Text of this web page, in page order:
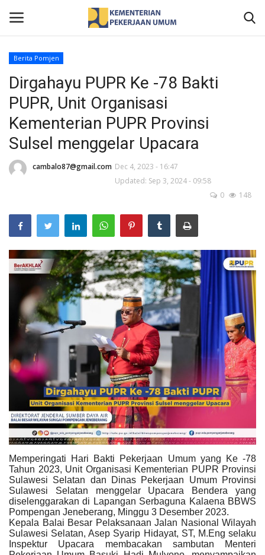
Home
Profil
Berita
Publikasi
Informasi Publik
Kontak
Berita Pomjen
Dirgahayu PUPR Ke -78 Bakti
PUPR, Unit Organisasi
Kementerian PUPR Provinsi
Sulsel menggelar Upacara
cambalo87@gmail.com Dec 4, 2023 - 16:47
Updated: Sep 3, 2024 - 09:58
0
148
Memperingati Hari Bakti Pekerjaan Umum yang Ke -78
Tahun 2023, Unit Organisasi Kementerian PUPR Provinsi
Sulawesi Selatan dan Dinas Pekerjaan Umum Provinsi
Sulawesi Selatan menggelar Upacara Bendera yang
diselenggarakan di Lapangan Serbaguna Kalaena BBWS
Pompengan Jeneberang, Minggu 3 Desember 2023.
Kepala Balai Besar Pelaksanaan Jalan Nasional Wilayah
Sulawesi Selatan, Asep Syarip Hidayat, ST, M.Eng selaku
Inspektur Upacara membacakan sambutan Menteri